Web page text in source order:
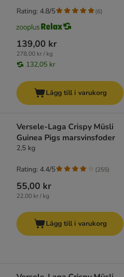
139,00 kr
278,00 kr / kg
132,05 kr
Rating: 4.8/5 (6)
Lägg till i varukorg
Versele-Laga Crispy Müsli
Guinea Pigs marsvinsfoder
2,5 kg
55,00 kr
22,00 kr / kg
Rating: 4.4/5 (255)
Lägg till i varukorg